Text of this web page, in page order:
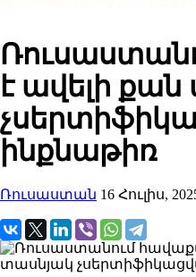
է ավելի
ինքնաթիռ
Ռուսաստան 16 Հուլիս,